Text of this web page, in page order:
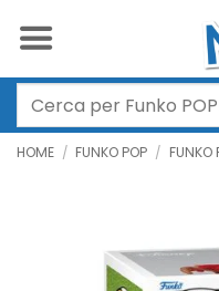
Cerca:
HOME / FUNKO POP / FUNKO